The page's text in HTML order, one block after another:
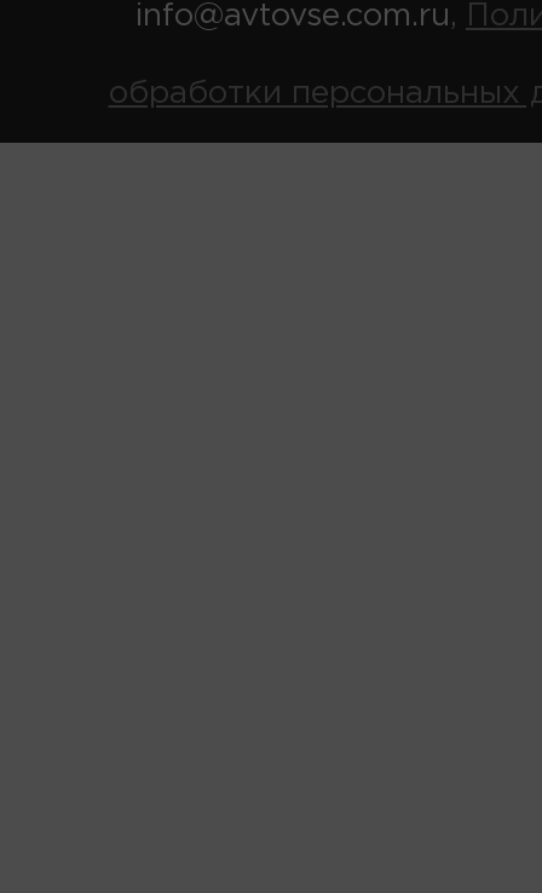
info@avtovse.com.ru,
обработки персональных